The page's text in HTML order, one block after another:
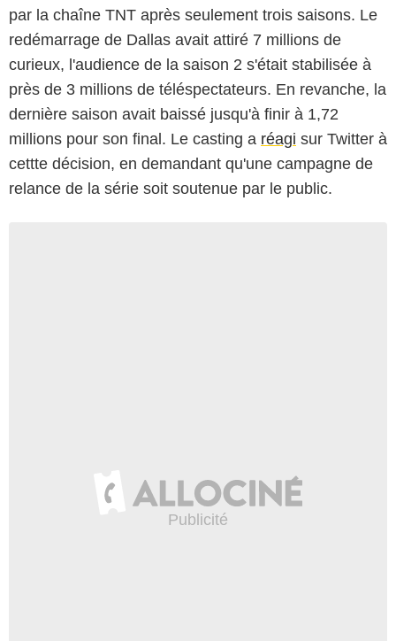
par la chaîne TNT après seulement trois saisons. Le
redémarrage de Dallas avait attiré 7 millions de
curieux, l'audience de la saison 2 s'était stabilisée à
près de 3 millions de téléspectateurs. En revanche, la
dernière saison avait baissé jusqu'à finir à 1,72
millions pour son final. Le casting a réagi sur Twitter à
cettte décision, en demandant qu'une campagne de
relance de la série soit soutenue par le public.